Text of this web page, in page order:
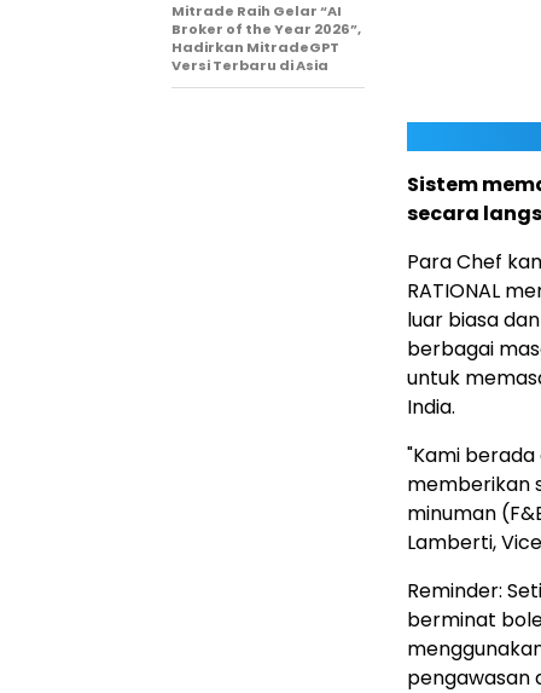
Sistem
secara
Para Chef
RATIONAL
luar biasa
berbagai
untuk
India.
"Kami
memberikan
minuman
Lamberti,
Reminder:
berminat
pengawasan
Mitrade Raih Gelar “AI
Broker of the Year 2026”,
Hadirkan MitradeGPT
Versi Terbaru di Asia